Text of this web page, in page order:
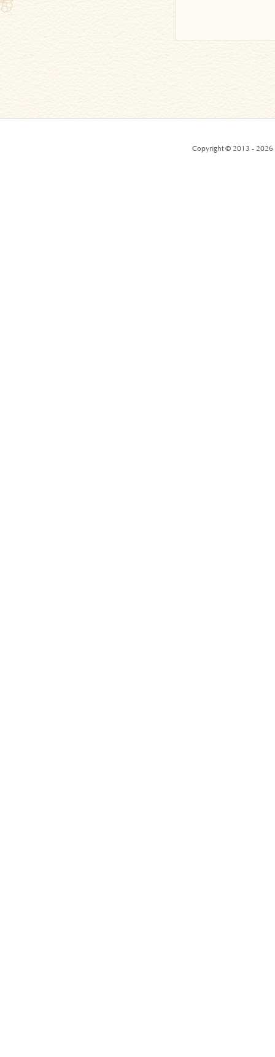
Copyright © 2013 - 2026